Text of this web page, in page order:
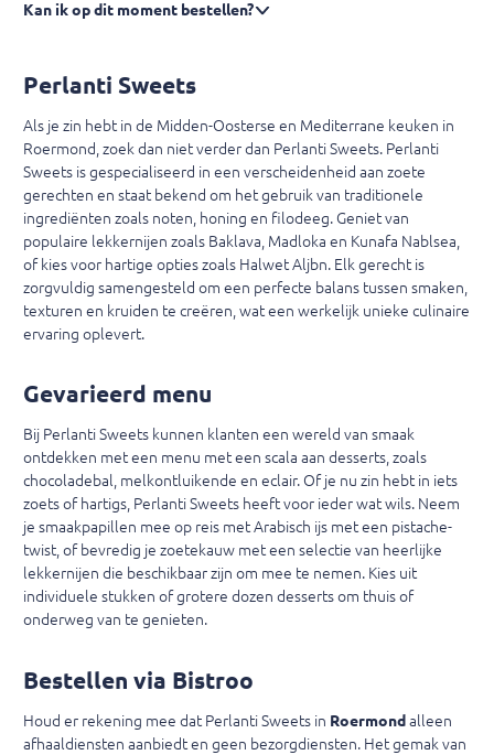
Kan ik op dit moment bestellen?
Perlanti Sweets
Als je zin hebt in de Midden-Oosterse en Mediterrane keuken in
Roermond, zoek dan niet verder dan Perlanti Sweets. Perlanti
Sweets is gespecialiseerd in een verscheidenheid aan zoete
gerechten en staat bekend om het gebruik van traditionele
ingrediënten zoals noten, honing en filodeeg. Geniet van
populaire lekkernijen zoals Baklava, Madloka en Kunafa Nablsea,
of kies voor hartige opties zoals Halwet Aljbn. Elk gerecht is
zorgvuldig samengesteld om een ​​perfecte balans tussen smaken,
texturen en kruiden te creëren, wat een werkelijk unieke culinaire
ervaring oplevert.
Gevarieerd menu
Bij Perlanti Sweets kunnen klanten een wereld van smaak
ontdekken met een menu met een scala aan desserts, zoals
chocoladebal, melkontluikende en eclair. Of je nu zin ​​hebt in iets
zoets of hartigs, Perlanti Sweets heeft voor ieder wat wils. Neem
je smaakpapillen mee op reis met Arabisch ijs met een pistache-
twist, of bevredig je zoetekauw met een selectie van heerlijke
lekkernijen die beschikbaar zijn om mee te nemen. Kies uit
individuele stukken of grotere dozen desserts om thuis of
onderweg van te genieten.
Bestellen via Bistroo
Houd er rekening mee dat Perlanti Sweets in Roermond alleen
afhaaldiensten aanbiedt en geen bezorgdiensten. Het gemak van